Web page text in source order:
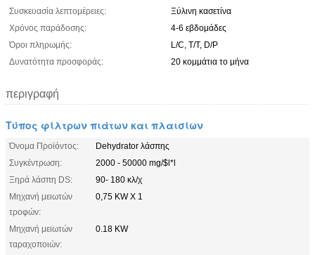
Συσκευασία λεπτομέρειες:
Ξύλινη κασετίνα
Χρόνος παράδοσης:
4-6 εβδομάδες
Όροι πληρωμής:
L/C, T/T, D/P
Δυνατότητα προσφοράς:
20 κομμάτια το μήνα
περιγραφή
Τύπος φίλτρων πιάτων και πλαισίων
Όνομα Προϊόντος:
Dehydrator λάσπης
Συγκέντρωση:
2000 - 50000 mg/$l*l
Ξηρά λάσπη DS:
90- 180 κλ/χ
Μηχανή μειωτών
τροφών:
0,75 KW Χ 1
Μηχανή μειωτών
ταραχοποιών:
0.18 KW